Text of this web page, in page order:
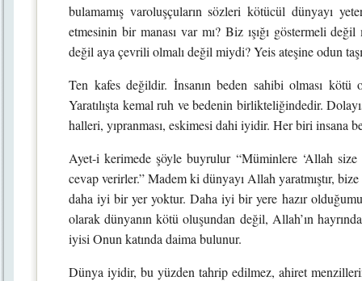
bulamamış varoluşçuların sözleri kötücül dünyayı
etmesinin bir manası var mı? Biz ışığı göstermeli
değil aya çevrili olmalı değil miydi? Yeis ateşine odun
Ten kafes değildir. İnsanın beden sahibi olması
Yaratılışta kemal ruh ve bedenin birlikteliğindedir.
halleri, yıpranması, eskimesi dahi iyidir. Her biri insana
Ayet-i kerimede şöyle buyrulur “Müminlere ‘Allah
cevap verirler.” Madem ki dünyayı Allah yaratmıştır,
daha iyi bir yer yoktur. Daha iyi bir yere hazır
olarak dünyanın kötü oluşundan değil, Allah’ın
iyisi Onun katında daima bulunur.
Dünya iyidir, bu yüzden tahrip edilmez, ahiret